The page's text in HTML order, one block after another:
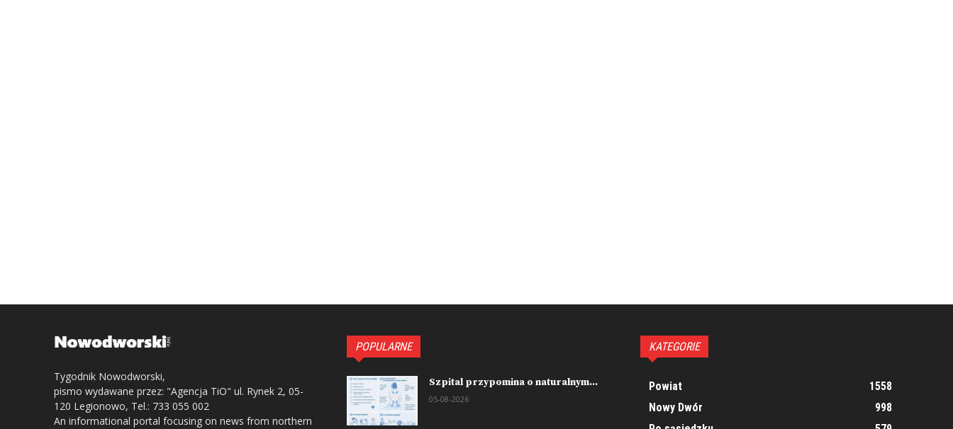
Tygodnik Nowodworski,
pismo wydawane przez: "Agencja TiO" ul. Rynek 2, 05-
120 Legionowo, Tel.: 733 055 002
An informational portal focusing on news from northern
POPULARNE
Szpital przypomina o naturalnym...
05-08-2026
KATEGORIE
Powiat
1558
Nowy Dwór
998